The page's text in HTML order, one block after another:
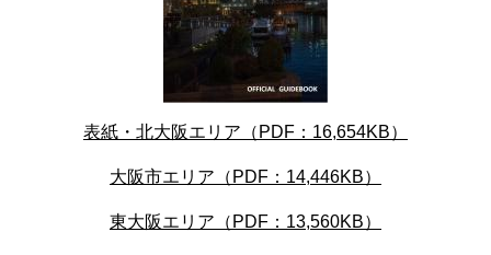
表紙・北大阪エリア（PDF：16,654KB）
大阪市エリア（PDF：14,446KB）
東大阪エリア（PDF：13,560KB）